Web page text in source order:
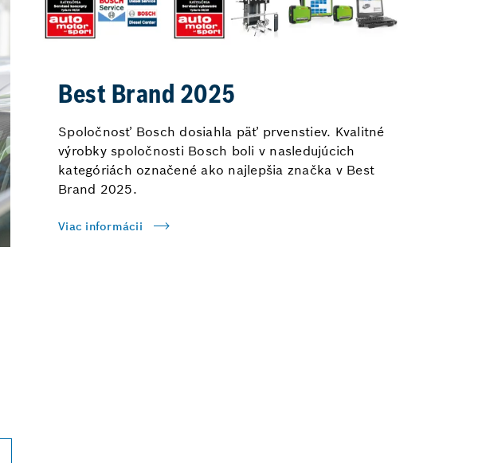
Best Brand 2025
Spoločnosť Bosch dosiahla päť prvenstiev. Kvalitné
výrobky spoločnosti Bosch boli v nasledujúcich
kategóriách označené ako najlepšia značka v Best
Brand 2025.
Viac informácii